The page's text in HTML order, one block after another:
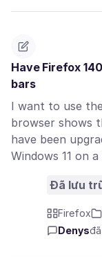
Have Firefox
bars
I want to use
browser shows
have been
Windows 11 on
Đã lưu
Firefox
Denys